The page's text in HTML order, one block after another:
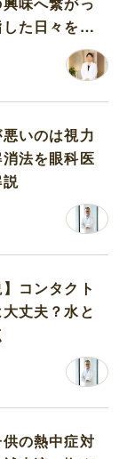
た日々を振
いのは視力
法を眼科医
】コンタクト
丈夫？水と
供の熱中症対